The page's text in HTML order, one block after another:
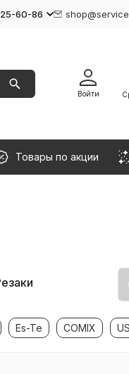
60-86
Войти
Товары по акции
Es-Te COMIX